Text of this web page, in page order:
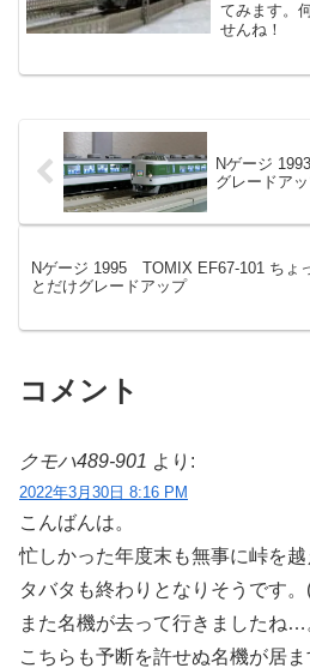
てみます。
せんね！
Nゲージ
グレードア
Nゲージ 1995 TOMIX EF67-101 ちょ
とだけグレードアップ
コメント
クモハ489-901 より:
2022年3月30日 8:16 PM
こんばんは。
忙しかった年度末も無事に峠を
タバタも終わりとなりそうです。
また名機が去って行きましたね…
こちらも予断を許せぬ名機が居